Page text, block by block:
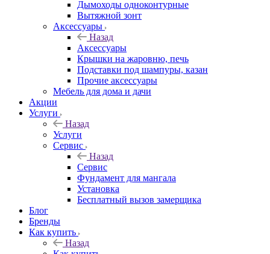
Дымоходы одноконтурные
Вытяжной зонт
Аксессуары
Назад
Аксессуары
Крышки на жаровню, печь
Подставки под шампуры, казан
Прочие аксессуары
Мебель для дома и дачи
Акции
Услуги
Назад
Услуги
Сервис
Назад
Сервис
Фундамент для мангала
Установка
Бесплатный вызов замерщика
Блог
Бренды
Как купить
Назад